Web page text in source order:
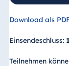
Download als
Einsendeschluss:
Teilnehmen